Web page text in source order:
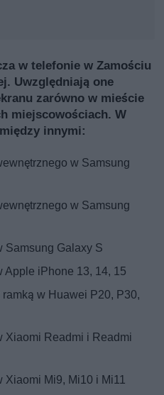
w telefonie w Zamościu
Uwzględniają one
zarówno w mieście
miejscowościach. W
innymi:
w Samsung
w Samsung
Samsung Galaxy S
iPhone 13, 14, 15
w Huawei P20, P30,
Xiaomi Readmi i Readmi
Mi9, Mi10 i Mi11